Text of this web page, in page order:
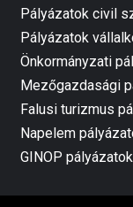
Pályázatok civil
Pályázatok
Önkormányzati
Mezőgazdasági
Falusi turizmus
Napelem
GINOP pályázatok